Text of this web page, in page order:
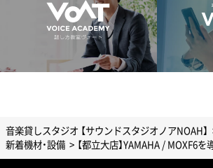
音楽貸しスタジオ 【サウンドスタジオノアNOAH】
新着機材・設備
【都立大店】YAMAHA / MOXF6を